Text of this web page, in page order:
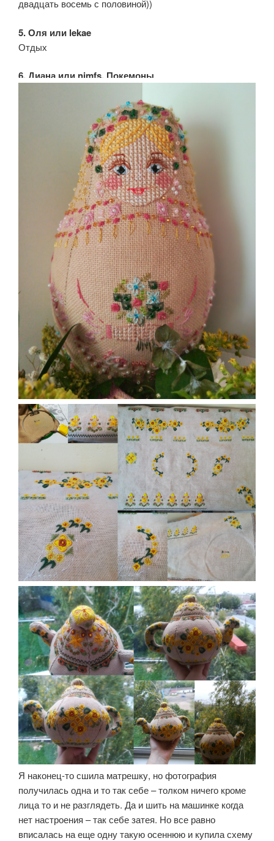
двадцать восемь с половиной))
5. Оля или lekae
Отдых
6. Диана или nimfs, Покемоны
Я наконец-то сшила матрешку, но фотография
получилась одна и то так себе – толком ничего кроме
лица то и не разглядеть. Да и шить на машинке когда
нет настроения – так себе затея. Но все равно
вписалась на еще одну такую осеннюю и купила схему